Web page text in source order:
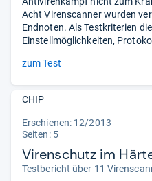
Acht Virenscanner wurden
Endnoten. Als Testkriterien
Einstellmöglichkeiten,
zum Test
CHIP
Erschienen: 12/2013
Seiten: 5
Virenschutz im
Testbericht über 11